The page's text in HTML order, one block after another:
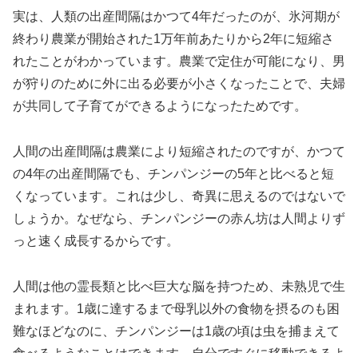
実は、人類の出産間隔はかつて4年だったのが、氷河期が
終わり農業が開始された1万年前あたりから2年に短縮さ
れたことがわかっています。農業で定住が可能になり、男
が狩りのために外に出る必要が小さくなったことで、夫婦
が共同して子育てができるようになったためです。
人間の出産間隔は農業により短縮されたのですが、かつて
の4年の出産間隔でも、チンパンジーの5年と比べると短
くなっています。これは少し、奇異に思えるのではないで
しょうか。なぜなら、チンパンジーの赤ん坊は人間よりず
っと速く成長するからです。
人間は他の霊長類と比べ巨大な脳を持つため、未熟児で生
まれます。1歳に達するまで母乳以外の食物を摂るのも困
難なほどなのに、チンパンジーは1歳の頃は虫を捕まえて